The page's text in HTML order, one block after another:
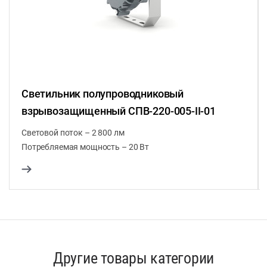
Светильник полупроводниковый
взрывозащищенный СПВ-220-005-II-01
Световой поток – 2 800 лм
Потребляемая мощность – 20 Вт
Другие товары категории